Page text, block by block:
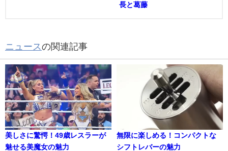
長と葛藤
ニュースの関連記事
美しさに驚愕！49歳レスラーが
魅せる美魔女の魅力
無限に楽しめる！コンパクトな
シフトレバーの魅力